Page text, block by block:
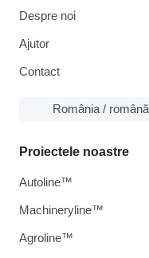
Despre noi
Ajutor
Contact
România / română
Proiectele noastre
Autoline™
Machineryline™
Agroline™